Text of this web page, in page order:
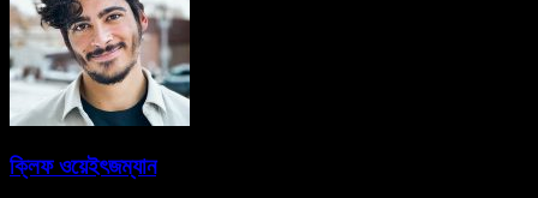
ক্লিফ ওয়েইৎজম্যান